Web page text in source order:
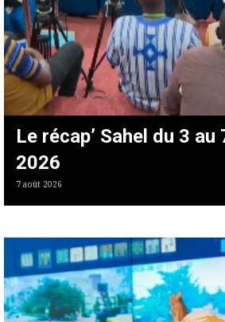
Le récap’ Sahel du 3 au
2026
7 août 2026